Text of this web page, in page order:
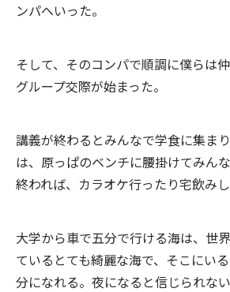
ンパへいった。
そして、そのコンパで順調に僕らは
グループ交際が始まった。
講義が終わるとみんなで学食に集ま
は、原っぱのベンチに腰掛けてみん
終われば、カラオケ行ったり宅飲みし
大学から車で五分で行ける海は、世
ているとても綺麗な海で、そこにい
分になれる。夜になると信じられな